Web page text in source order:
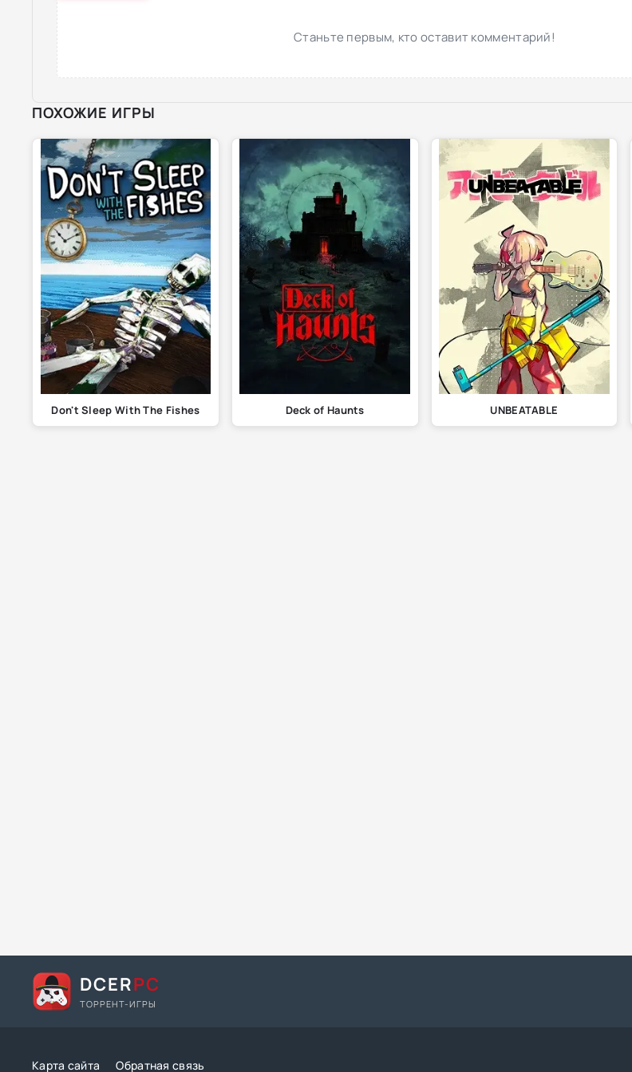
Станьте первым, кто оставит комментарий!
ПОХОЖИЕ ИГРЫ
Don't Sleep With The Fishes Deck of Haunts UNBEATABLE
DCERPC
ТОРРЕНТ-ИГРЫ
Карта сайта Обратная связь